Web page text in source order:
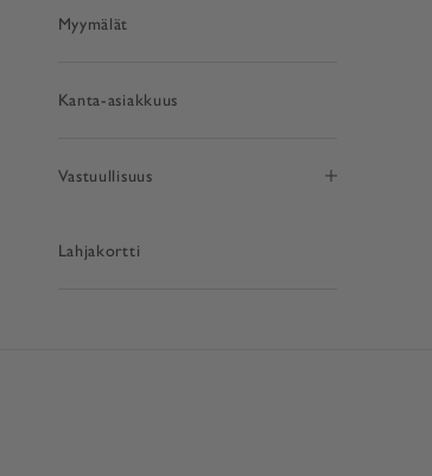
Myymälät
Kanta-asiakkuus
Vastuullisuus
Lahjakortti